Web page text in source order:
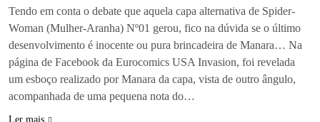
Tendo em conta o debate que aquela capa alternativa de Spider-
Woman (Mulher-Aranha) Nº01 gerou, fico na dúvida se o último
desenvolvimento é inocente ou pura brincadeira de Manara… Na
página de Facebook da Eurocomics USA Invasion, foi revelada
um esboço realizado por Manara da capa, vista de outro ângulo,
acompanhada de uma pequena nota do…
Ler mais